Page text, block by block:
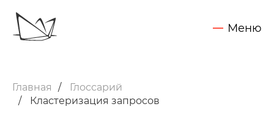
Меню
Главная
Глоссарий
Кластеризация запросов
SEO - поисковое продвижение сайтов